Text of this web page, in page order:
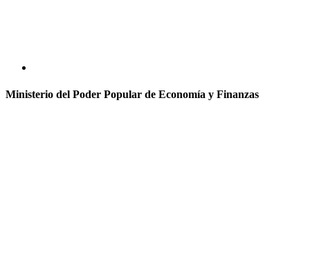
Ministerio del Poder Popular de Economía y Finanzas